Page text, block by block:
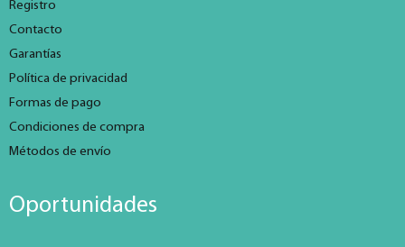
Registro
Contacto
Garantías
Política de privacidad
Formas de pago
Condiciones de compra
Métodos de envío
Oportunidades